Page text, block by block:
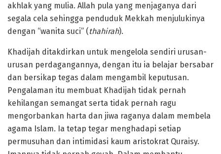
akhlak yang mulia. Allah pula yang menjaganya dari
segala cela sehingga penduduk Mekkah menjulukinya
dengan “wanita suci” (thahirah).
Khadijah ditakdirkan untuk mengelola sendiri urusan-
urusan perdagangannya, dengan itu ia belajar bersabar
dan bersikap tegas dalam mengambil keputusan.
Pengalaman itu membuat Khadijah tidak pernah
kehilangan semangat serta tidak pernah ragu
mengorbankan harta dan jiwa raganya dalam membela
agama Islam. Ia tetap tegar menghadapi setiap
permusuhan dan intimidasi kaum aristokrat Quraisy.